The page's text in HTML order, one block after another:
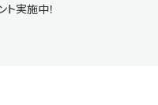
実施中！